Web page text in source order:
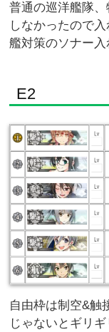
普通の巡洋艦隊
しなかったので
艦対策のソナー入
E2
自由枠は制空&触
じゃないとギリ